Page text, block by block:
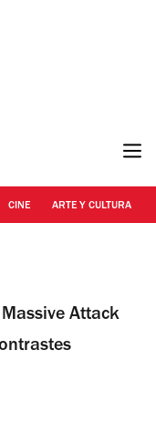
CINE ARTE Y CULTURA
Massive Attack